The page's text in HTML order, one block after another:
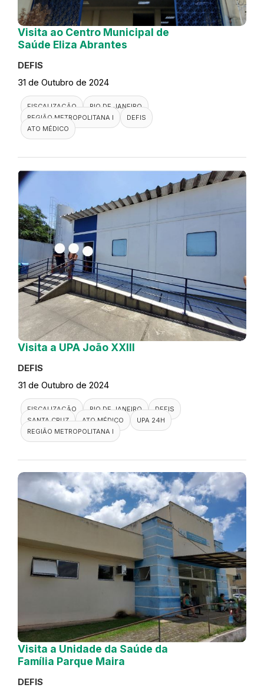
Visita ao Centro Municipal de
Saúde Eliza Abrantes
DEFIS
31 de Outubro de 2024
FISCALIZAÇÃO
RIO DE JANEIRO
REGIÃO METROPOLITANA I
DEFIS
ATO MÉDICO
Visita a UPA João XXIII
DEFIS
31 de Outubro de 2024
FISCALIZAÇÃO RIO DE JANEIRO
DEFIS
SANTA CRUZ
ATO MÉDICO
UPA 24H
REGIÃO METROPOLITANA I
Visita a Unidade da Saúde da
Família Parque Maira
DEFIS